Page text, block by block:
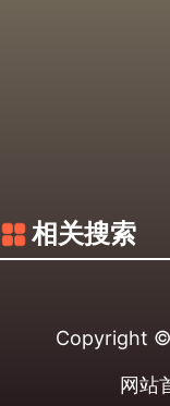
相关搜索
Copyright
网站